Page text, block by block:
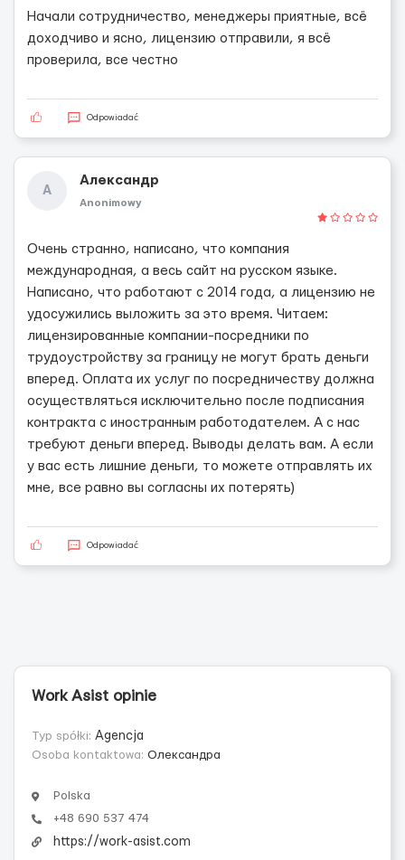
Начали сотрудничество, менеджеры приятные, всё
доходчиво и ясно, лицензию отправили, я всё
проверила, все честно
Odpowiadać
А
Александр
Anonimowy
Очень странно, написано, что компания
международная, а весь сайт на русском языке.
Написано, что работают с 2014 года, а лицензию не
удосужились выложить за это время. Читаем:
лицензированные компании-посредники по
трудоустройству за границу не могут брать деньги
вперед. Оплата их услуг по посредничеству должна
осуществляться исключительно после подписания
контракта с иностранным работодателем. А с нас
требуют деньги вперед. Выводы делать вам. А если
у вас есть лишние деньги, то можете отправлять их
мне, все равно вы согласны их потерять)
Odpowiadać
Work Asist opinie
Typ spółki: Agencja
Osoba kontaktowa: Олександра
Polska
+48 690 537 474
https://work-asist.com